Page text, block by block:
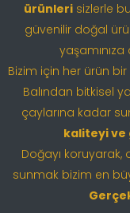
ürünleri sizlerle
güvenilir doğal
Bizim için her ürün
Balından bitkisel
çaylarına kadar
kaliteyi ve
Doğayı koruyarak,
sunmak bizim en